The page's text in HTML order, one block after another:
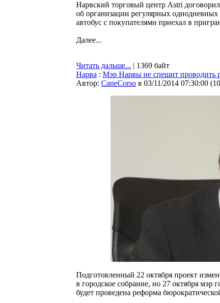
Нарвский торговый центр Astri
об организации регулярных
автобус с покупателями приехал в
Далее...
Читать дальше... | 1369 байт
Нарва : Мэр Нарвы не спешит проводить
Автор: CaneCorso в 03/11/2014 07:30:00 (
Подготовленный 22 октября проект
в городское собрание, но 27 октября мэр
будет проведена реформа